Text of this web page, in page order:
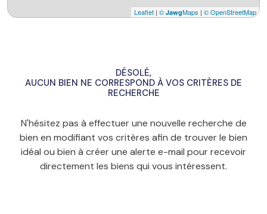
Leaflet | © JawgMaps | © OpenStreetMap
DÉSOLÉ,
AUCUN BIEN NE CORRESPOND À VOS CRITÈRES DE
RECHERCHE
N'hésitez pas à effectuer une nouvelle recherche de
bien en modifiant vos critères afin de trouver le bien
idéal ou bien à créer une alerte e-mail pour recevoir
directement les biens qui vous intéressent.